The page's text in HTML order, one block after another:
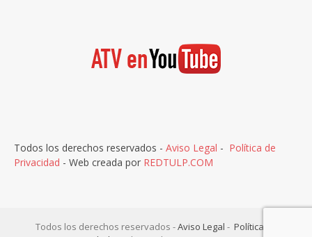
Todos los derechos reservados - Aviso Legal - Política de
Privacidad - Web creada por REDTULP.COM
Todos los derechos reservados -Aviso Legal - Política de